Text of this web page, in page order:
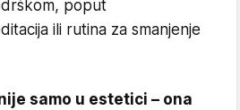
poput
ili rutina za smanjenje
samo u estetici – ona